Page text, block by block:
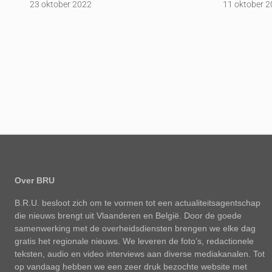
23 oktober 2022 11 oktober
Over BRU
B.R.U. besloot zich om te vormen tot een actualiteitsagentschap
die nieuws brengt uit Vlaanderen en België. Door de goede
samenwerking met de overheidsdiensten brengen we elke dag
gratis het regionale nieuws. We leveren de foto’s, redactionele
teksten, audio en video interviews aan diverse mediakanalen. Tot
op vandaag hebben we een zeer druk bezochte website met